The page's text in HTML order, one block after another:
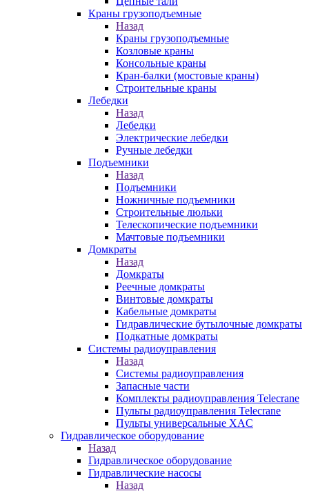
Краны грузоподъемные
Назад
Краны грузоподъемные
Козловые краны
Консольные краны
Кран-балки (мостовые краны)
Строительные краны
Лебедки
Назад
Лебедки
Электрические лебедки
Ручные лебедки
Подъемники
Назад
Подъемники
Ножничные подъемники
Строительные люльки
Телескопические подъемники
Мачтовые подъемники
Домкраты
Назад
Домкраты
Реечные домкраты
Винтовые домкраты
Кабельные домкраты
Гидравлические бутылочные домкраты
Подкатные домкраты
Системы радиоуправления
Назад
Системы радиоуправления
Запасные части
Комплекты радиоуправления Telecrane
Пульты радиоуправления Telecrane
Пульты универсальные XAC
Гидравлическое оборудование
Назад
Гидравлическое оборудование
Гидравлические насосы
Назад